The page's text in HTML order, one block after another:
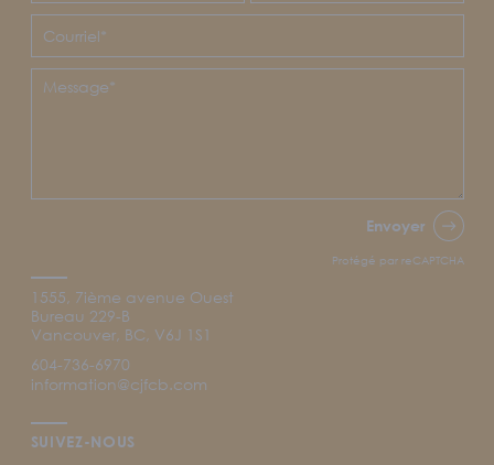
Envoyer
Protégé par reCAPTCHA
1555, 7ième avenue Ouest
Bureau 229-B
Vancouver, BC, V6J 1S1
604-736-6970
information@cjfcb.com
SUIVEZ-NOUS